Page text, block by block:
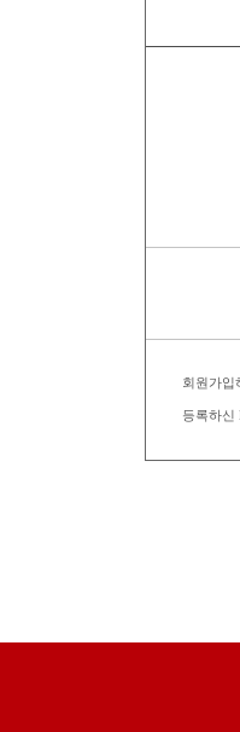
회원가입
등록하신